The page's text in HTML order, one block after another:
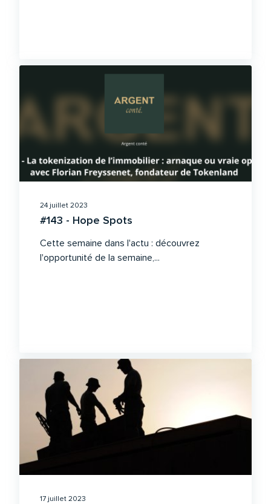
24 juillet 2023
#143 - Hope Spots
Cette semaine dans l'actu : découvrez
l'opportunité de la semaine,...
17 juillet 2023